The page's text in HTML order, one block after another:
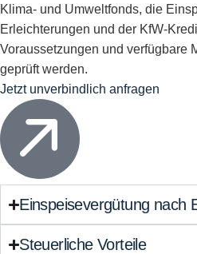
Klima- und Umweltfonds, die
Erleichterungen und der KfW-
Voraussetzungen und verfügbare
geprüft werden.
Jetzt unverbindlich anfragen
Einspeisevergütung nach
Steuerliche Vorteile